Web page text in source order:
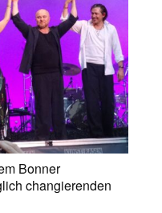
Bonner
changierenden